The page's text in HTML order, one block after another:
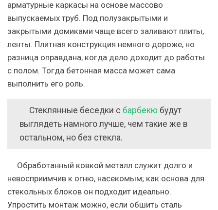
арматурные каркасы на основе массово
выпускаемых труб. Под полузакрытыми и
закрытыми домиками чаще всего заливают плиты,
ленты. Плитная конструкция немного дороже, но
разница оправдана, когда дело доходит до работы
с полом. Тогда бетонная масса может сама
выполнить его роль.
Стеклянные беседки с барбекю будут
выглядеть намного лучше, чем такие же в
остальном, но без стекла.
Обработанный ковкой металл служит долго и
невосприимчив к огню, насекомым; как основа для
стекольных блоков он подходит идеально.
Упростить монтаж можно, если обшить сталь